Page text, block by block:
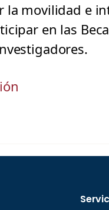
la movilidad e
en las